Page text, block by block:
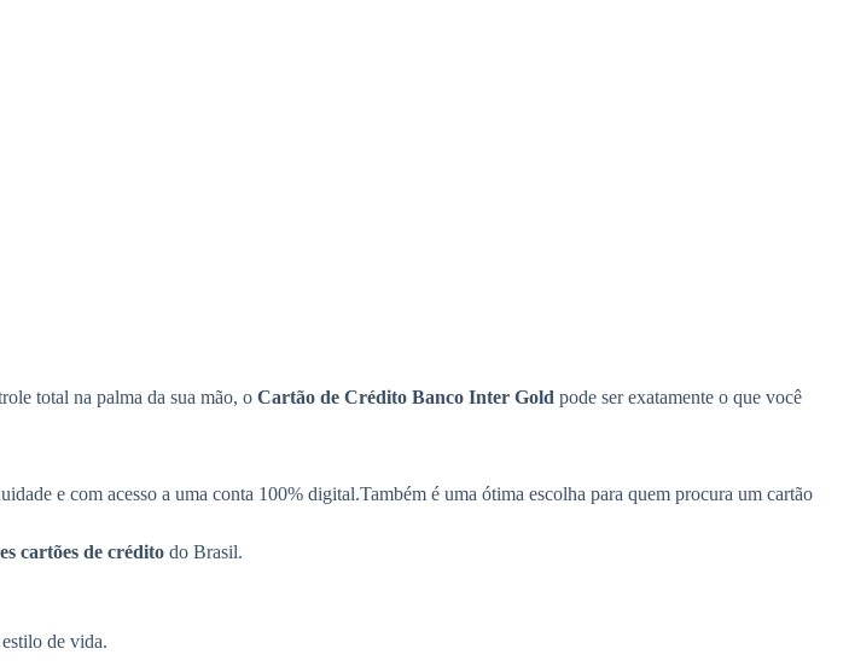
total na palma da sua mão, o Cartão de Crédito Banco Inter Gold pode ser exatamente o que você
e com acesso a uma conta 100% digital.Também é uma ótima escolha para quem procura um cartão
cartões de crédito do Brasil.
de vida.